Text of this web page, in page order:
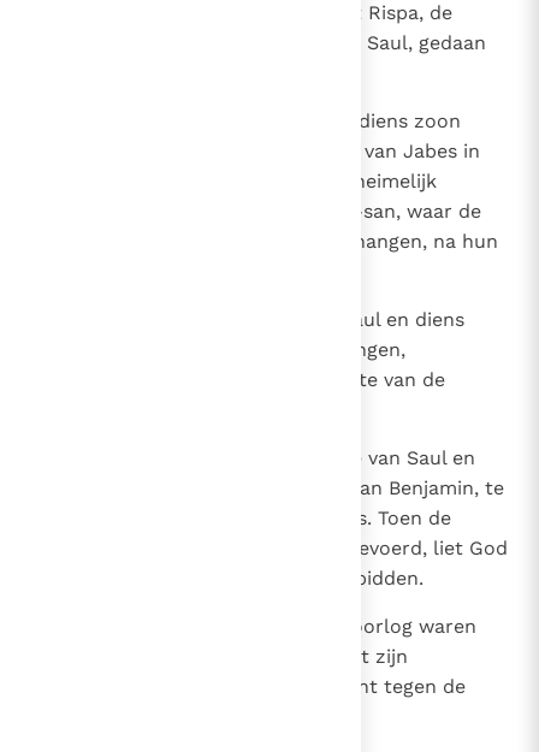
Toen men David mededeelde wat Rispa, de
dochter van Aija, de bijvrouw van Saul, gedaan
liet hij het gebeente van Saul en diens zoon
Jonatan weghalen bij de burgers van Jabes in
Gilead; die hadden het namelijk heimelijk
weggevoerd van het plein te Bet-san, waar de
Filistijnen de lijken hadden opgehangen, na hun
Nadat David het gebeente van Saul en diens
zoon Jonatan had laten overbrengen,
verzamelde men ook het gebeente van de
en begroef dat met het gebeente van Saul en
diens zoon Jonatan in het land van Benjamin, te
Sela, in het graf van zijn vader Kis. Toen de
opdracht van de koning was uitgevoerd, liet God
zich ten gunste van het land verbidden.
Toen de Filistijnen weer eens in oorlog waren
met de Israëlieten trok David met zijn
getrouwen uit. Tijdens het gevecht tegen de